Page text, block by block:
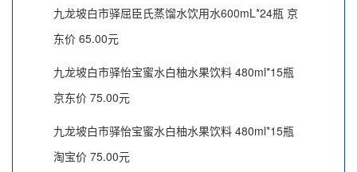
九龙坡白市驿屈臣氏蒸馏水饮用水600mL*24瓶 京
东价 65.00元
九龙坡白市驿怡宝蜜水白柚水果饮料 480ml*15瓶
京东价 75.00元
九龙坡白市驿怡宝蜜水白柚水果饮料 480ml*15瓶
淘宝价 75.00元